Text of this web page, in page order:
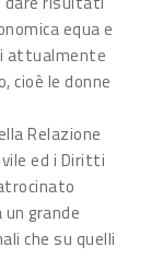
equa e
attualmente
cioè le donne
Relazione
ed i Diritti
un grande
che su quelli